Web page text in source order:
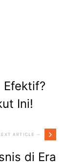
Efektif?
Ini!
ARTICLE —
di Era